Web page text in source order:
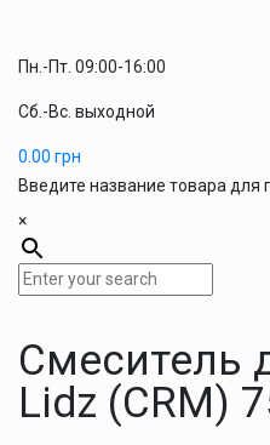
Пн.-Пт. 09:00-16:00
Сб.-Вс. выходной
0.00 грн
Введите название товара для
×
Смеситель
Lidz (CRM)